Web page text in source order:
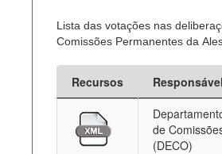
Lista das votações nas
Comissões Permanentes da
Recursos Responsável
de
(DECO)